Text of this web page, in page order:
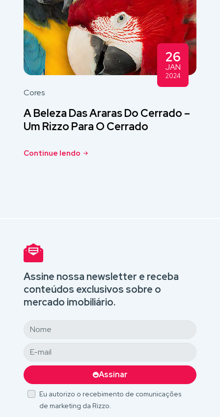
26
JAN
2024
Cores
A Beleza Das Araras Do Cerrado –
Um Rizzo Para O Cerrado
Continue lendo
Assine nossa newsletter e receba
conteúdos exclusivos sobre o
mercado imobiliário.
Assinar
Eu autorizo o recebimento de comunicações
de marketing da Rizzo.